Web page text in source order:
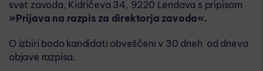
svet zavoda, Kidričeva 34, 9220 Lendava s pripisom
»Prijava na razpis za direktorja zavoda«.
O izbiri bodo kandidati obveščeni v 30 dneh od dneva
objave razpisa.